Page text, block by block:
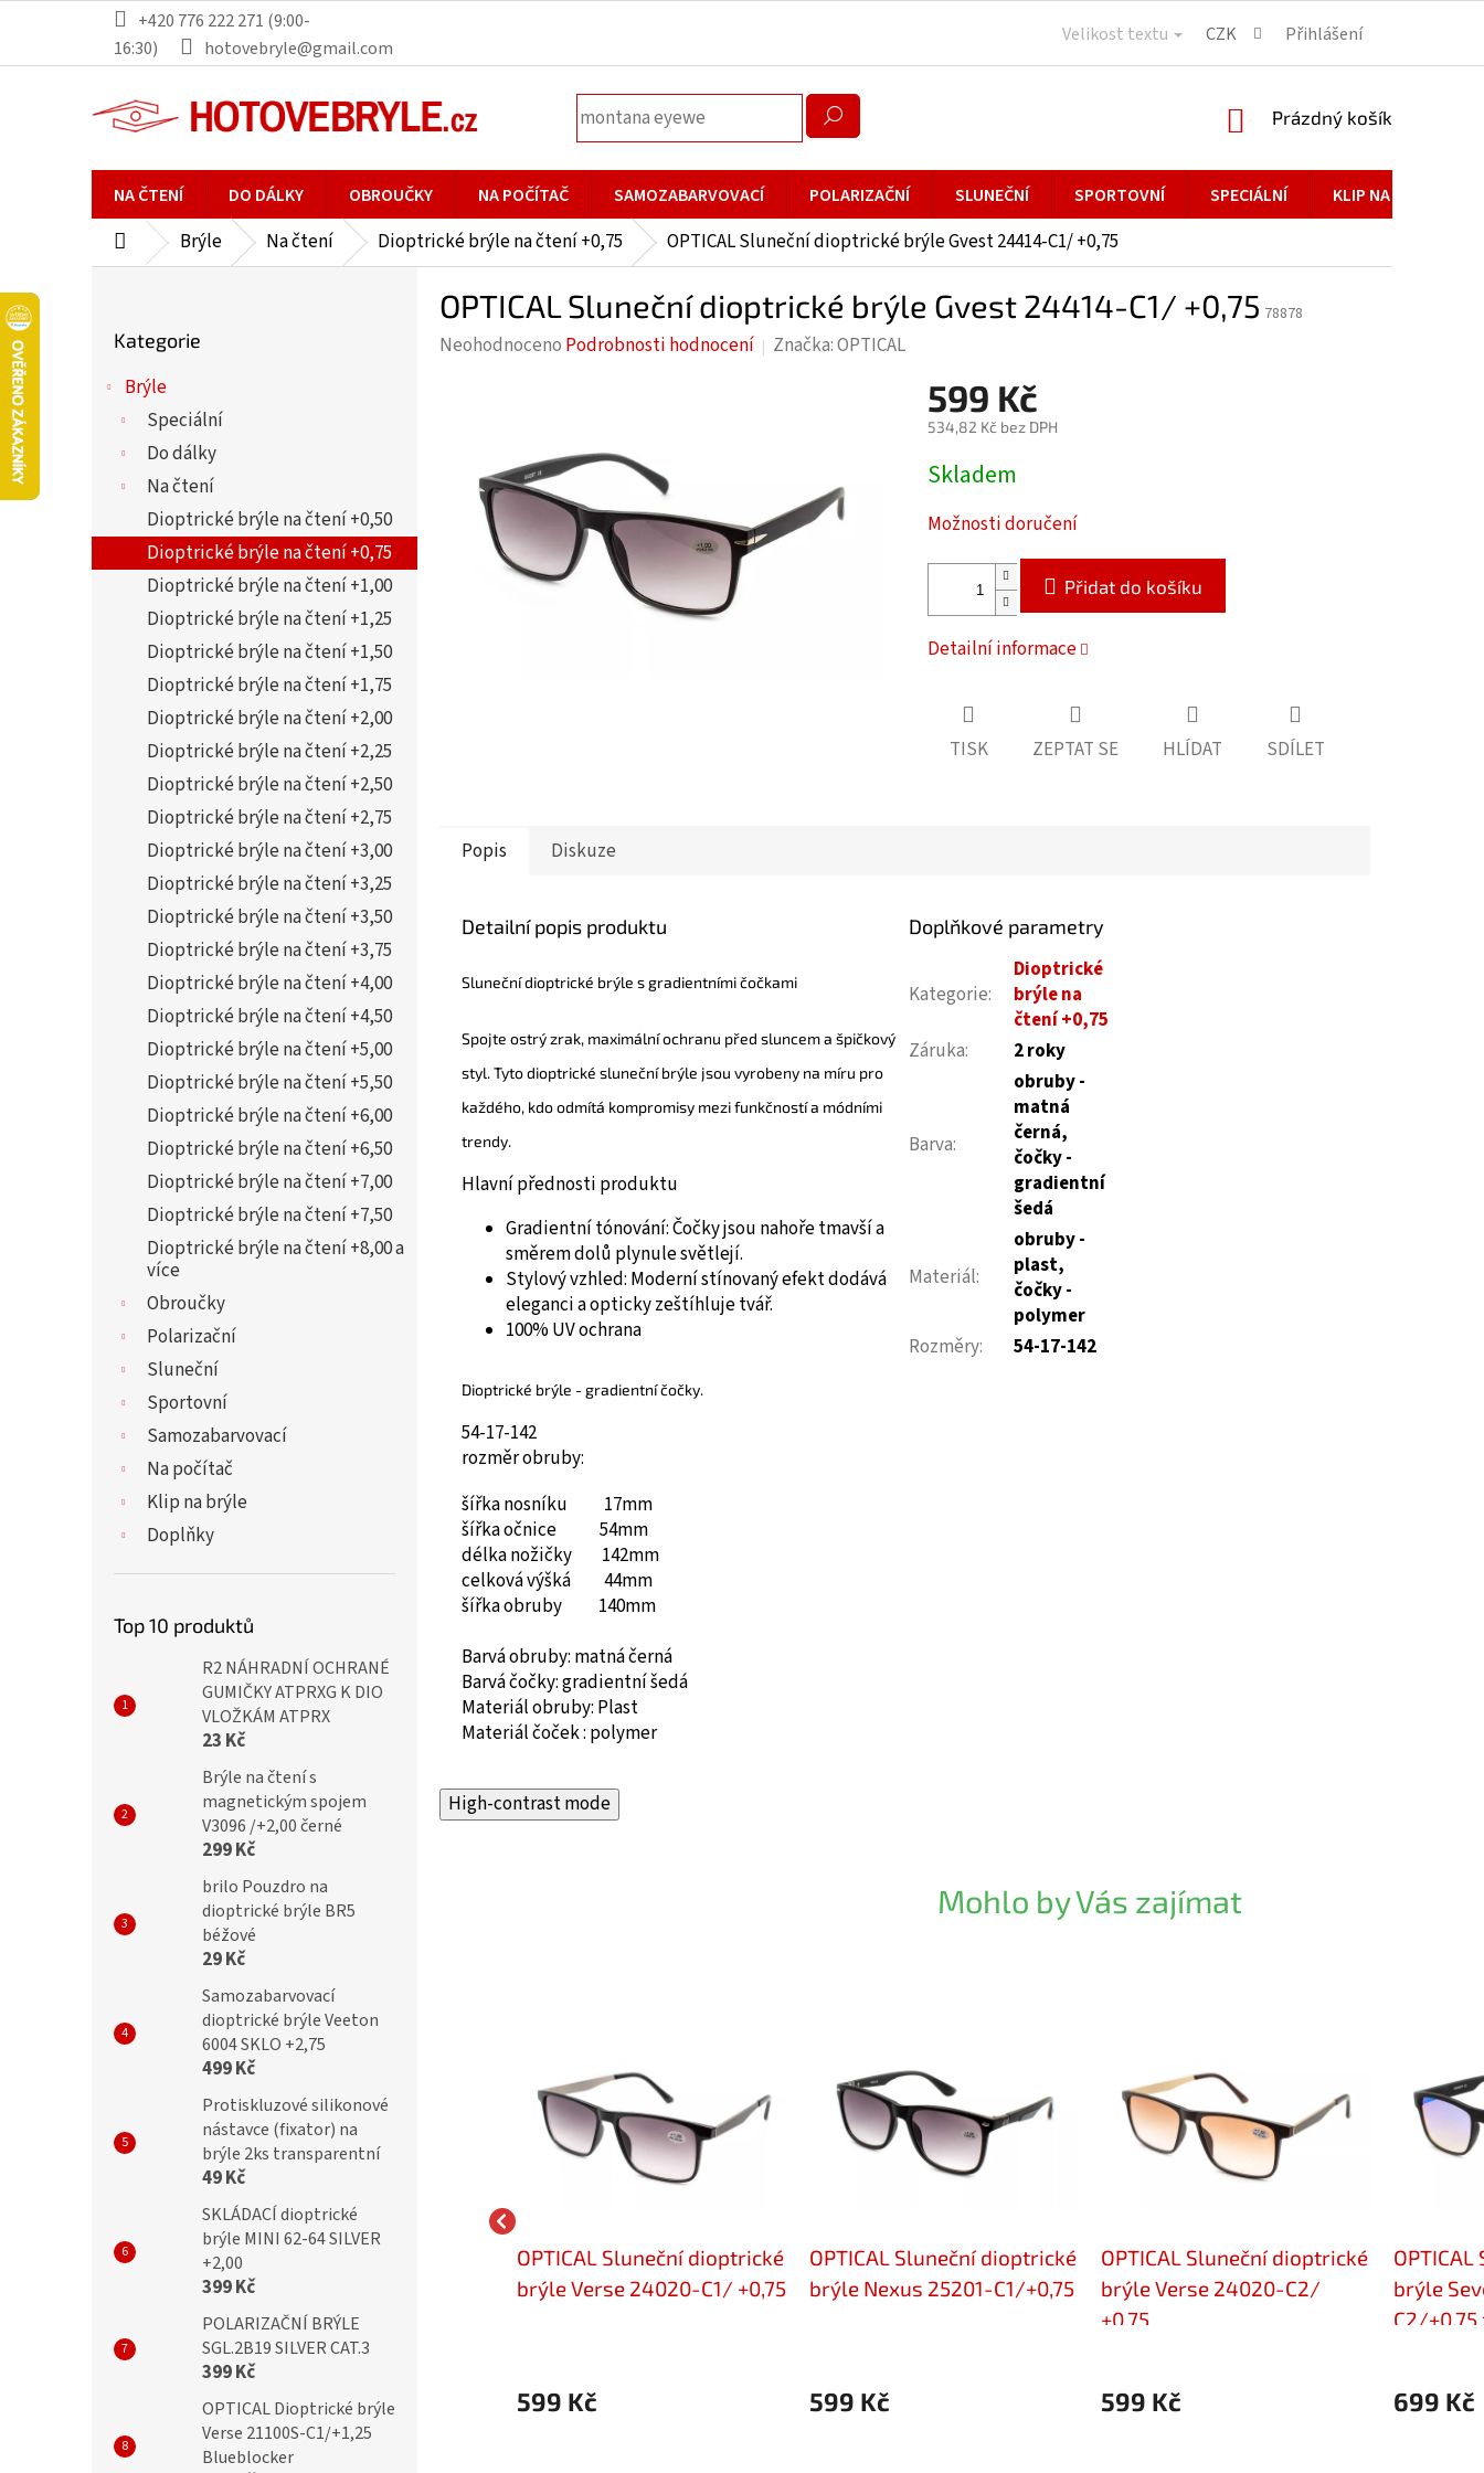
obsah
+420 776 222 271 (9:00-
16:30)
hotovebryle@gmail.com
Velikost textu CZK Přihlášení
NÁKUPNÍ
Prázdný košík
NA ČTENÍ DO DÁLKY OBROUČKY NA POČÍTAČ SAMOZABARVOVACÍ POLARIZAČNÍ SLUNEČNÍ SPORTOVNÍ SPECIÁLNÍ KLIP NA BRÝLE
DomůBrýle Na čtení Dioptrické brýle na čtení +0,75 OPTICAL Sluneční dioptrické brýle Gvest 24414-C1/ +0,75
kategorie
Kategorie
Brýle
Speciální
Do dálky
Na čtení
Dioptrické brýle na čtení +0,50
Dioptrické brýle na čtení +0,75
Dioptrické brýle na čtení +1,00
Dioptrické brýle na čtení +1,25
Dioptrické brýle na čtení +1,50
Dioptrické brýle na čtení +1,75
Dioptrické brýle na čtení +2,00
Dioptrické brýle na čtení +2,25
Dioptrické brýle na čtení +2,50
Dioptrické brýle na čtení +2,75
Dioptrické brýle na čtení +3,00
Dioptrické brýle na čtení +3,25
Dioptrické brýle na čtení +3,50
Dioptrické brýle na čtení +3,75
Dioptrické brýle na čtení +4,00
Dioptrické brýle na čtení +4,50
Dioptrické brýle na čtení +5,00
Dioptrické brýle na čtení +5,50
Dioptrické brýle na čtení +6,00
Dioptrické brýle na čtení +6,50
Dioptrické brýle na čtení +7,00
Dioptrické brýle na čtení +7,50
Dioptrické brýle na čtení +8,00 a
více
Obroučky
Polarizační
Sluneční
Sportovní
Samozabarvovací
Na počítač
Klip na brýle
Doplňky
Top 10 produktů
R2 NÁHRADNÍ OCHRANÉ
GUMIČKY ATPRXG K DIO
VLOŽKÁM ATPRX
23 Kč
Brýle na čtení s
magnetickým spojem
V3096 /+2,00 černé
299 Kč
brilo Pouzdro na
dioptrické brýle BR5
béžové
29 Kč
Samozabarvovací
dioptrické brýle Veeton
6004 SKLO +2,75
499 Kč
Protiskluzové silikonové
nástavce (fixator) na
brýle 2ks transparentní
49 Kč
SKLÁDACÍ dioptrické
brýle MINI 62-64 SILVER
+2,00
399 Kč
POLARIZAČNÍ BRÝLE
SGL.2B19 SILVER CAT.3
399 Kč
OPTICAL Dioptrické brýle
Verse 21100S-C1/+1,25
Blueblocker
OPTICAL Sluneční dioptrické brýle Gvest 24414-C1/ +0,75 78878
Průměrné
hvězdiček.
Neohodnoceno Podrobnosti hodnocení Značka:OPTICAL
599 Kč
534,82 Kč bez DPH
Měrná
cena:
Skladem
Možnosti doručení
Přidat do košíku
Detailní informace
TISK ZEPTAT SE HLÍDAT SDÍLET
Popis Diskuze
Detailní popis produktu
Sluneční dioptrické brýle s gradientními čočkami
Spojte ostrý zrak, maximální ochranu před sluncem a špičkový
styl. Tyto dioptrické sluneční brýle jsou vyrobeny na míru pro
každého, kdo odmítá kompromisy mezi funkčností a módními
trendy.
Hlavní přednosti produktu
Gradientní tónování:Čočky jsou nahoře tmavší a
směrem dolů plynule světlejí.
Stylový vzhled: Moderní stínovaný efekt dodává
eleganci a opticky zeštíhluje tvář.
100% UV ochrana
Dioptrické brýle - gradientní čočky.
54-17-142
rozměr obruby:
šířka nosníku 17mm
šířka očnice 54mm
délka nožičky 142mm
celková výšká 44mm
šířka obruby 140mm
Barvá obruby: matná černá
Barvá čočky: gradientní šedá
Materiál obruby: Plast
Materiál čoček : polymer
Doplňkové parametry
Kategorie:
Dioptrické
brýle na
čtení +0,75
Záruka: 2 roky
Barva:
obruby -
matná
černá,
čočky -
gradientní
šedá
Materiál:
obruby -
plast,
čočky -
polymer
Rozměry: 54-17-142
High-contrast mode
Mohlo by Vás zajímat
sluneční brýle
OPTICAL Samozabarvovácí a
Blueblocker dioptrické brýle
24002-C3 /+0,75
699 Kč
OPTICAL Sluneční dioptrické
brýle Verse 24020-C1/ +0,75
599 Kč
OPTICAL Sluneční dioptrické
brýle Nexus 25201-C1/+0,75
599 Kč
OPTICAL Sluneční dioptrické
brýle Verse 24020-C2/
+0,75
599 Kč
brýle
C2/
699 Kč